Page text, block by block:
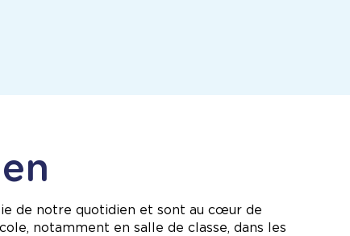
de notre quotidien et sont au cœur de
notamment en salle de classe, dans les